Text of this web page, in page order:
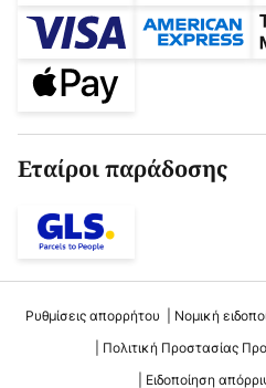
Εταίροι παράδοσης
Ρυθμίσεις απορρήτου Νομική
Πολιτική Προστασίας
Ειδοποίηση